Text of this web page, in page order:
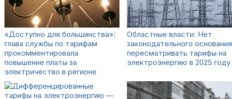
«Доступно для большинства»:
глава службы по тарифам
прокомментировала
повышение платы за
электричество в регионе
Областные власти: Нет
законодательного основания
пересматривать тарифы на
электроэнергию в 2025 году